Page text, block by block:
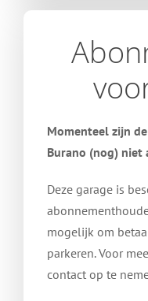
Momenteel zijn
Burano (nog) niet
Deze garage is
mogelijk om
parkeren. Voor
contact op te